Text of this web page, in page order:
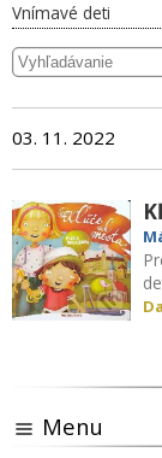
Vnímavé deti
03. 11. 2022
Menu